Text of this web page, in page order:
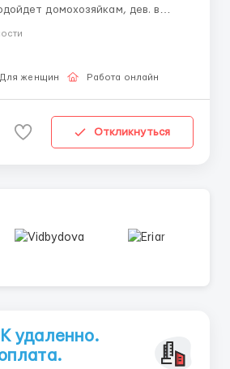
домохозяйкам, дев. в
тем, кто ищет подработку или с
Короткие написания
Для женщин Работа онлайн
Откликнуться
удаленно.